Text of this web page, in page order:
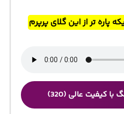
پاره تر از این گلای پرپرم
با کیفیت عالی (320)